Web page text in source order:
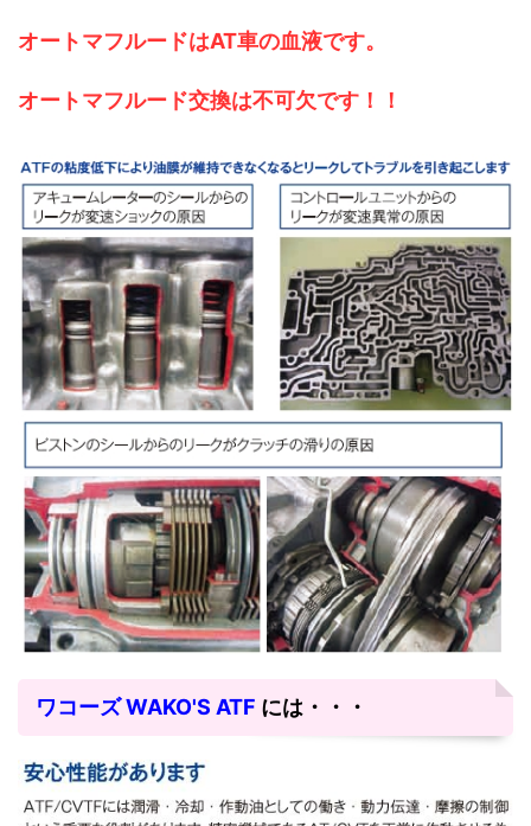
オートマフルードはAT車の血液です。
オートマフルード交換は不可欠です！！
ワコーズ WAKO'S ATF には・・・